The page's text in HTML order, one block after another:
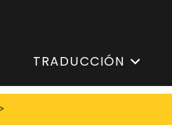
TRADUCCIÓN